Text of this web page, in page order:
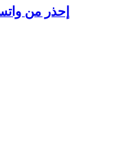
إحذر من